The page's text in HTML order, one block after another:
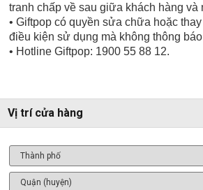
tranh chấp về sau giữa khách hàng và
• Giftpop có quyền sửa chữa hoặc
điều kiện sử dụng mà không thông
• Hotline Giftpop: 1900 55 88 12.
Vị trí cửa hàng